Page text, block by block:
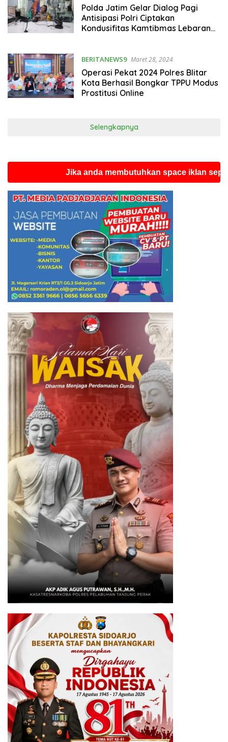
Polda Jatim Gelar Dialog Pagi
Antisipasi Polri Ciptakan
Kondusifitas Kamtibmas Lebaran
BERITANEWS9 Maret 28, 2024
Operasi Pekat 2024 Polres Blitar
Kota Berhasil Bongkar TPPU Modus
Prostitusi Online
Selengkapnya
Jika anda membutuhkan space iklan seperti ini